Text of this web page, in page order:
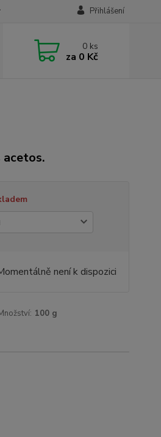
Přihlášení
0 ks
za 0 Kč
acetos.
není k dispozici
100 g